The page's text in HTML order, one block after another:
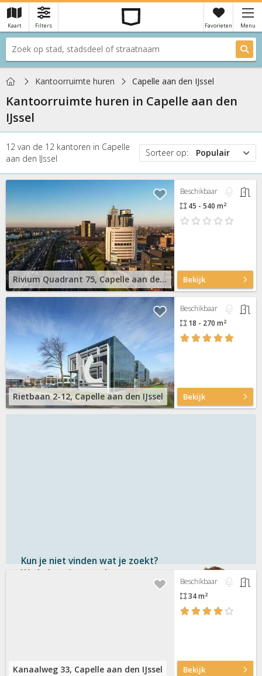
Kaart Filters Favorieten Menu
Je hebt nog geen favorieten ×
HomeKantoorruimte huren Capelle aan den IJssel
Kantoorruimte huren in Capelle aan den
IJssel
12 van de 12 kantoren in Capelle
aan den IJssel
Sorteer op:
Populair
Prijs
Nieuw
Rivium Quadrant 75, Capelle aan den IJssel
Beschikbaar
45 - 540 m2
Bekijk
Rietbaan 2-12, Capelle aan den IJssel
Beschikbaar
18 - 270 m2
Bekijk
Kun je niet vinden wat je zoekt?
We helpen je graag!
Kanaalweg 33, Capelle aan den IJssel
Beschikbaar
34 m2
Bekijk